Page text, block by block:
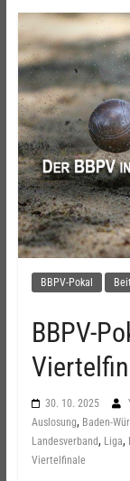
BBPV-Pokal
BBPV-
30. 10. 2025
Auslosung, Baden-
Landesverband, Liga,
Viertelfinale